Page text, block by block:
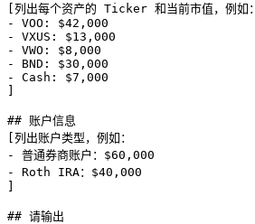
[列出每个资产的 Ticker 和当前市值，例如：
- VOO: $42,000
- VXUS: $13,000
- VWO: $8,000
- BND: $30,000
- Cash: $7,000
]
## 账户信息
[列出账户类型，例如：
- 普通券商账户：$60,000
- Roth IRA：$40,000
]
## 请输出